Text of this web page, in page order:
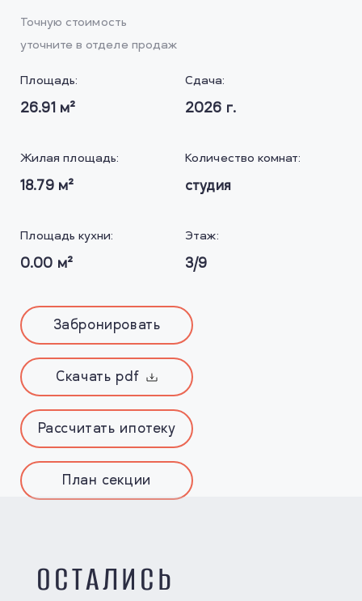
Точную стоимость
уточните в отделе продаж
Площадь:
26.91 м²
Сдача:
2026 г.
Жилая площадь:
18.79м²
Количество комнат:
студия
Площадь кухни:
0.00 м²
Этаж:
3/9
Забронировать
Скачать pdf
Рассчитать ипотеку
План секции
ОСТАЛИСЬ